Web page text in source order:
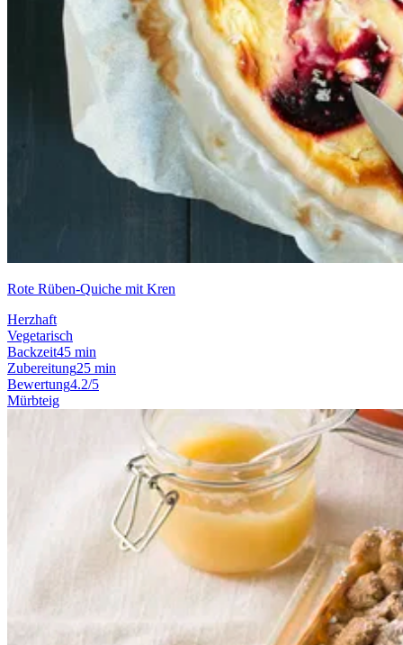
Rote Rüben-Quiche mit Kren
Herzhaft
Vegetarisch
Backzeit45 min
Zubereitung25 min
Bewertung4.2/5
Mürbteig